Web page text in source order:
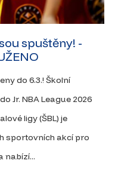
spuštěny! -
do 6.3.! Školní
Jr. NBA League 2026
ligy (ŠBL) je
sportovních akcí pro
nabízí...